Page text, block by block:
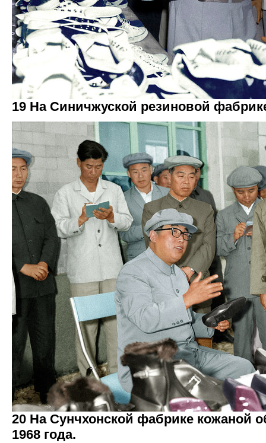
19 На Синичжуской резиновой
20 На Сунчхонской фабрике кожаной
1968 года.